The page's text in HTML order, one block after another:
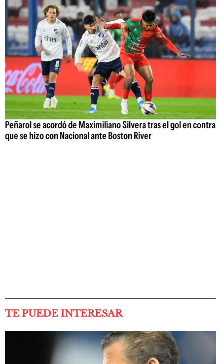
Peñarol se acordó de Maximiliano Silvera tras el gol en contra
que se hizo con Nacional ante Boston River
TE PUEDE INTERESAR